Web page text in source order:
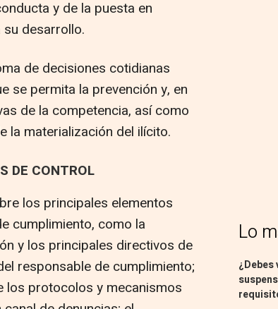
y de la puesta en
desarrollo.
de decisiones cotidianas
se permita la prevención y, en
de la competencia, así como
la materialización del ilícito.
DE CONTROL
los principales elementos
cumplimiento, como la
y los principales directivos de
responsable de cumplimiento;
los protocolos y mecanismos
Lo